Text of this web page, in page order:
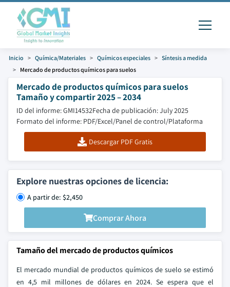
Inicio Química/Materiales Químicos especiales
Síntesis a medida
Mercado de productos químicos para suelos
Mercado de productos químicos para suelos
Tamaño y compartir 2025 – 2034
ID del informe: GMI14532Fecha de publicación: July 2025
Formato del informe: PDF/Excel/Panel de control/Plataforma
Descargar PDF Gratis
Explore nuestras opciones de licencia:
A partir de: $2,450
Comprar Ahora
Tamaño del mercado de productos químicos
El mercado mundial de productos químicos de suelo se estimó
en 4,5 mil millones de dólares en 2024. Se espera que el